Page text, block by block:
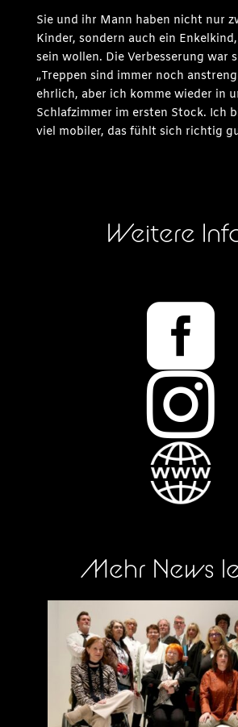
Sie und ihr Mann haben nicht nur
Kinder, sondern auch ein
sein wollen. Die Verbesserung war
„Treppen sind immer noch
ehrlich, aber ich komme wieder in
Schlafzimmer im ersten Stock. Ich
viel mobiler, das fühlt sich richtig
Weitere


Mehr News